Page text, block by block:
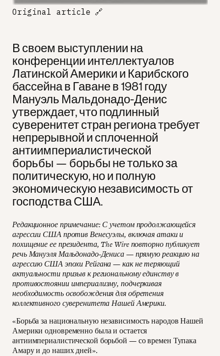
В своем выступлении на
конференции интеллектуалов
Латинской Америки и Карибского
бассейна в Гаване в 1981 году
Мануэль Мальдонадо-Денис
утверждает, что подлинный
суверенитет стран региона требует
непрерывной и сплоченной
антиимпериалистической
борьбы — борьбы не только за
политическую, но и полную
экономическую независимость от
господства США.
Редакционное примечание: С учетом продолжающейся
агрессии США против Венесуэлы, включая атаки и
похищение ее президента, The Wire повторно публикует
речь Мануэля Мальдонадо-Дениса — прямую реакцию на
агрессию США эпохи Рейгана — как не теряющий
актуальности призыв к региональному единству в
противостоянии империализму, подчеркивая
необходимость освобождения для обретения
коллективного суверенитета Нашей Америки.
«Борьба за национальную независимость народов Нашей
Америки одновременно была и остается
антиимпериалистической борьбой — со времен Тупака
Амару и до наших дней».
Original article 🔗